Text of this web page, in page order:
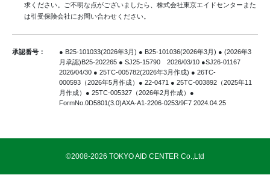
求ください。ご不明な点がございましたら、株式会社東京エイドセンターまた
は引受保険会社にお問い合わせください。
承認番号：
● B25-101033(2026年3月) ● B25-101036(2026年3月) ● (2026年3
月承認)B25-202265 ● SJ25-15790 2026/03/10 ●SJ26-01167
2026/04/30 ● 25TC-005782(2026年3月作成) ● 26TC-
000593（2026年5月作成）● 22-0471 ● 25TC-003892（2025年11
月作成）● 25TC-005327（2026年2月作成） ●
FormNo.0D5801(3.0)AXA-A1-2206-0253/9F7 2024.04.25
©2008-2026 TOKYO AID CENTER Co.,Ltd